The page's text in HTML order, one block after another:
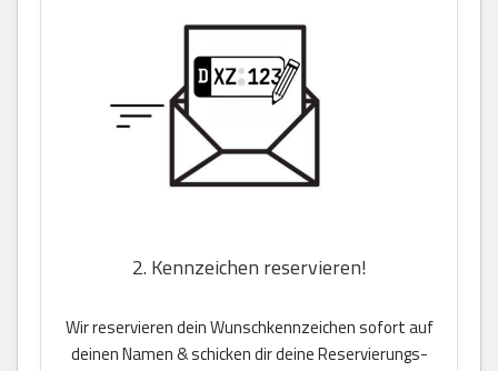
2. Kennzeichen reservieren!
Wir reservieren dein Wunschkennzeichen sofort auf
deinen Namen & schicken dir deine Reservierungs-